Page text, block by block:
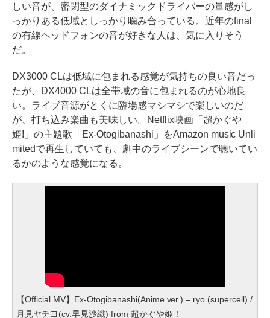
しい音が、密閉型のダイナミックドライバーの量感がし
っかりある低域としっかり噛み合っている。近年のfinal
の有線ヘッドフォンの音が好きな人は、気に入りそう
だ。
DX3000 CLは低域に包まれる感覚が気持ちの良い音だっ
たが、DX4000 CLは全帯域の音に包まれるのが心地良
い。ライブ音源がとくに臨場感マシマシで楽しいのだ
が、打ち込み楽曲も美味しい。Netflix映画「超かぐや
姫!」の主題歌「Ex-Otogibanashi」をAmazon music Unli
mitedで再生していても、劇中のライブシーンで聴いてい
るかのような感覚になる。
【Official MV】Ex-Otogibanashi(Anime ver.) – ryo (supercell) /
月見ヤチヨ(cv.早見沙織) from 超かぐや姫！